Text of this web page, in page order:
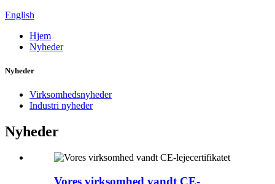
English
Hjem
Nyheder
Nyheder
Virksomhedsnyheder
Industri nyheder
Nyheder
Vores virksomhed vandt CE-